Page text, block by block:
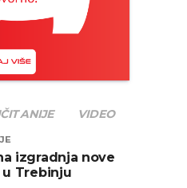
VIDEO
izgradnja nove
Trebinju